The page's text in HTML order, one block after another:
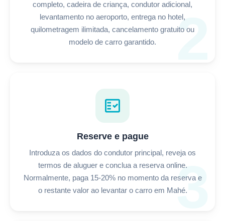
2
completo, cadeira de criança, condutor adicional,
levantamento no aeroporto, entrega no hotel,
quilometragem ilimitada, cancelamento gratuito ou
modelo de carro garantido.
3
fact_check
Reserve e pague
Introduza os dados do condutor principal, reveja os
termos de aluguer e conclua a reserva online.
Normalmente, paga 15-20% no momento da reserva e
o restante valor ao levantar o carro em Mahé.